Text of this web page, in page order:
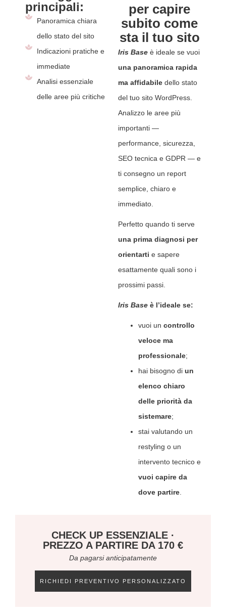
principali:
Panoramica chiara
dello stato del sito
Indicazioni pratiche e
immediate
Analisi essenziale
delle aree più critiche
per capire
subito come
sta il tuo sito
Iris Base è ideale se vuoi
una panoramica rapida
ma affidabile dello stato
del tuo sito WordPress.
Analizzo le aree più
importanti —
performance, sicurezza,
SEO tecnica e GDPR — e
ti consegno un report
semplice, chiaro e
immediato.
Perfetto quando ti serve
una prima diagnosi per
orientarti e sapere
esattamente quali sono i
prossimi passi.
Iris Base è l’ideale se:
vuoi un controllo
veloce ma
professionale;
hai bisogno di un
elenco chiaro
delle priorità da
sistemare;
stai valutando un
restyling o un
intervento tecnico e
vuoi capire da
dove partire
CHECK UP ESSENZIALE ·
PREZZO A PARTIRE DA 170 €
Da pagarsi anticipatamente
RICHIEDI PREVENTIVO PERSONALIZZATO